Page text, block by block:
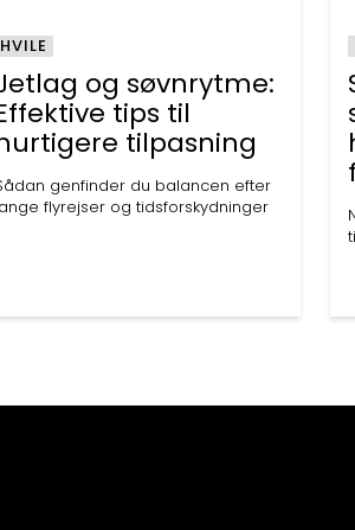
og søvnrytme:
tips til
tilpasning
genfinder du balancen efter
flyrejser og tidsforskydninger
HVILE